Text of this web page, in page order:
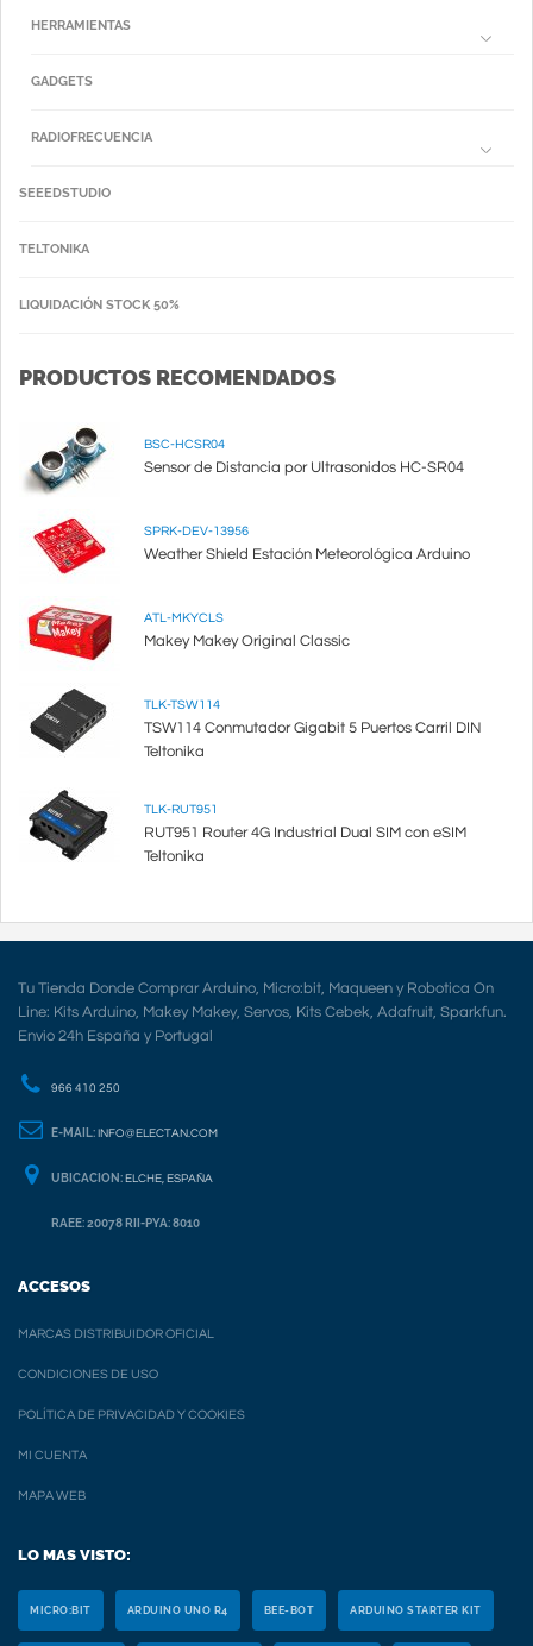
HERRAMIENTAS
GADGETS
RADIOFRECUENCIA
SEEEDSTUDIO
TELTONIKA
LIQUIDACIÓN STOCK 50%
PRODUCTOS RECOMENDADOS
BSC-HCSR04
Sensor de Distancia por Ultrasonidos HC-SR04
SPRK-DEV-13956
Weather Shield Estación Meteorológica Arduino
ATL-MKYCLS
Makey Makey Original Classic
TLK-TSW114
TSW114 Conmutador Gigabit 5 Puertos Carril DIN
Teltonika
TLK-RUT951
RUT951 Router 4G Industrial Dual SIM con eSIM
Teltonika
Tu Tienda Donde Comprar Arduino, Micro:bit, Maqueen y Robotica On
Line: Kits Arduino, Makey Makey, Servos, Kits Cebek, Adafruit, Sparkfun.
Envio 24h España y Portugal
966 410 250
E-MAIL: INFO@ELECTAN.COM
UBICACION: ELCHE, ESPAÑA
RAEE: 20078 RII-PYA: 8010
ACCESOS
MARCAS DISTRIBUIDOR OFICIAL
CONDICIONES DE USO
POLÍTICA DE PRIVACIDAD Y COOKIES
MI CUENTA
MAPA WEB
LO MAS VISTO:
MICRO:BIT ARDUINO UNO R4 BEE-BOT ARDUINO STARTER KIT